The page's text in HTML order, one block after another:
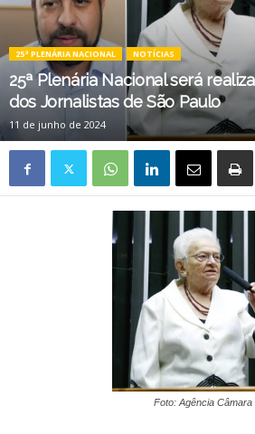
25ª PLENÁRIA NACIONAL NOTÍCIAS
25ª Plenária Nacional será
dos Jornalistas de São Paulo
11 de junho de 2024
Foto: Agência Câmara